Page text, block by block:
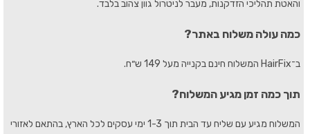
והאטת תהליכי הזדקנות, מעבר לניטרול גוון צהוב בלבד.
כמה עולה משלוח באתר?
ב־HairFix המשלוח חינם בקנייה מעל 149 ש״ח.
תוך כמה זמן מגיע המשלוח?
המשלוח מגיע עם שליח עד הבית תוך 1-3 ימי עסקים לכל הארץ, בהתאם לאזורי